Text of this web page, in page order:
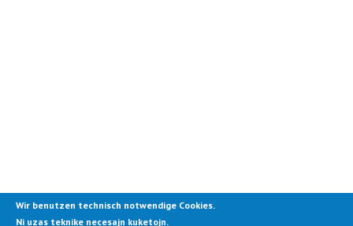
Wir benutzen technisch notwendige Cookies.
Ni uzas teknike necesajn kuketojn.